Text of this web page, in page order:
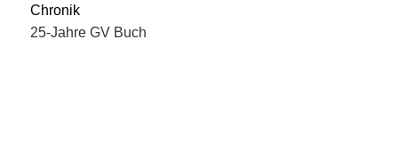
Chronik
25-Jahre GV Buch